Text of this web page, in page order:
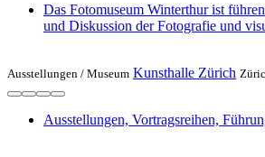
Das Fotomuseum Winterthur ist
und Diskussion der Fotografie und
Ausstellungen / Museum Kunsthalle Zürich
Ausstellungen, Vortragsreihen,